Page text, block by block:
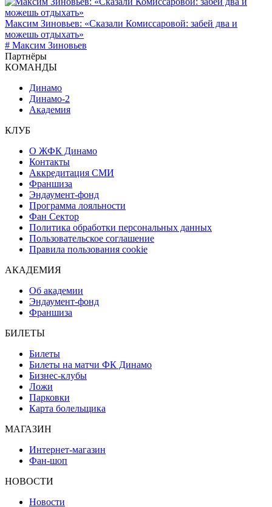
Максим Зиновьев: «Сказали Комиссаровой: забей два и
можешь отдыхать»
# Максим Зиновьев
Партнёры
КОМАНДЫ
Динамо
Динамо-2
Академия
КЛУБ
О ЖФК Динамо
Контакты
Аккредитация СМИ
Франшиза
Эндаумент-фонд
Программа лояльности
Фан Сектор
Политика обработки персональных данных
Пользовательское соглашение
Правила пользования cookie
АКАДЕМИЯ
Об академии
Эндаумент-фонд
Франшиза
БИЛЕТЫ
Билеты
Билеты на матчи ФК Динамо
Бизнес-клубы
Ложи
Парковки
Карта болельщика
МАГАЗИН
Интернет-магазин
Фан-шоп
НОВОСТИ
Новости